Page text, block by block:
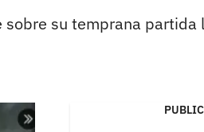
sobre su temprana partida